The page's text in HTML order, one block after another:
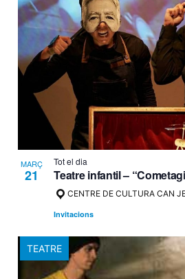
MARÇ
21
Tot el dia
Teatre infantil –
CENTRE DE CULTURA CAN
Invitacions
TEATRE